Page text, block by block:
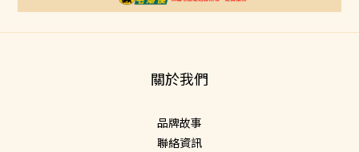
關於我們
品牌故事
聯絡資訊